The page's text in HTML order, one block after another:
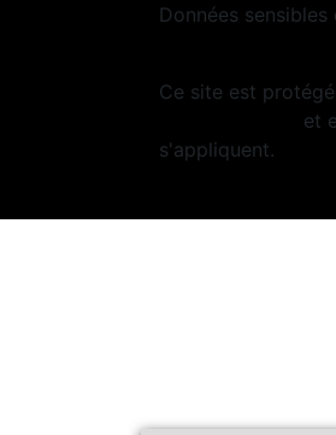
Données
Ce site est
et
s'appliquent.